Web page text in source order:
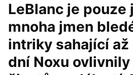
LeBlanc je pouze
mnoha jmen
intriky sahající až
dní Noxu